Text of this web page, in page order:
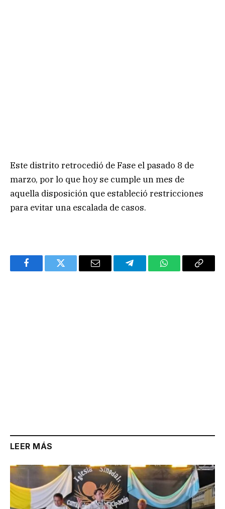
Este distrito retrocedió de Fase el pasado 8 de
marzo, por lo que hoy se cumple un mes de
aquella disposición que estableció restricciones
para evitar una escalada de casos.
FacebookTwitter Email TelegramWhatsAppCopy
LEER MÁS